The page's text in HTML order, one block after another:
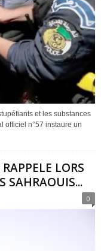
et les substances
officiel n°57 instaure un
LORS
SAHRAOUIS...
0